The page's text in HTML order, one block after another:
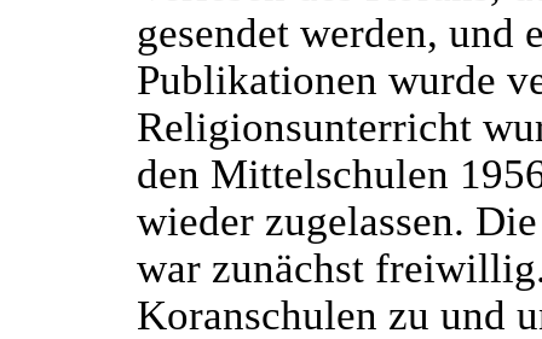
gesendet werden, und
Publikationen wurde
Religionsunterricht
den Mittelschulen
wieder zugelassen.
war zunächst
Koranschulen zu und